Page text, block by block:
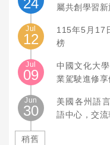
24
屬共創學習新
Jul
12
115年5月17
榜
Jul
09
中國文化大
業駕駛進修享
Jun
30
美國各州語
語中心，交
稍舊